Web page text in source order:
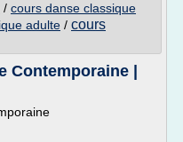
/ cours danse classique
adulte / cours
Contemporaine |